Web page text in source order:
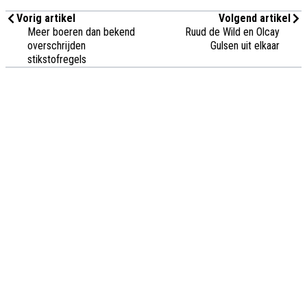
Vorig artikel
Meer boeren dan bekend
overschrijden
stikstofregels
Volgend artikel
Ruud de Wild en Olcay
Gulsen uit elkaar